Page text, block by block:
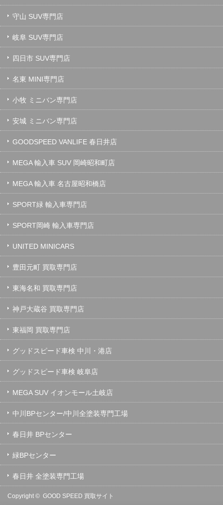
守山 SUV専門店
岐阜 SUV専門店
四日市 SUV専門店
名東 MINI専門店
小牧 ミニバン専門店
安城 ミニバン専門店
GOODSPEED VANLIFE 春日井店
MEGA 輸入車 SUV 岡崎昭和町店
MEGA 輸入車 名古屋昭和橋店
SPORT緑 輸入車専門店
SPORT岡崎 輸入車専門店
UNITED MINICARS
豊田元町 買取専門店
東海名和 買取専門店
神戸大蔵谷 買取専門店
東福岡 買取専門店
グッドスピード車検 中川・港店
グッドスピード車検 岐阜店
MEGA SUV イオンモール土岐店
中川BPセンター/中川全塗装専門工場
春日井 BPセンター
緑BPセンター
春日井 全塗装専門工場
Copyright © GOOD SPEED 買取サイト